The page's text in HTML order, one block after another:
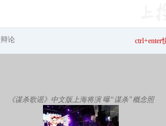
辩论 ctrl+enter
《谋杀歌谣》中文版上海将演 曝“谋杀”概念照